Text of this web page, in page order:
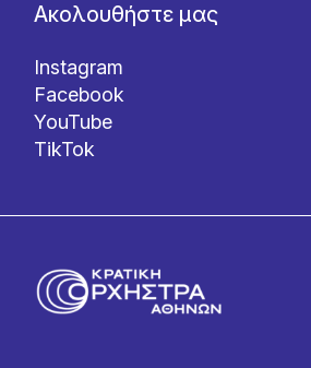
Ακολουθήστε μας
Instagram
Facebook
YouTube
TikTok